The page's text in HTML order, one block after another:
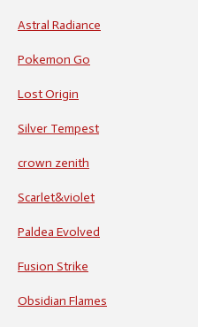
Astral Radiance
Pokemon Go
Lost Origin
Silver Tempest
crown zenith
Scarlet&violet
Paldea Evolved
Fusion Strike
Obsidian Flames